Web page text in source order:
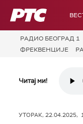
РТС
РАДИО БЕОГРАД 1
ФРЕКВЕНЦИЈЕ
Читај ми!
УТОРАК, 22.04.2025,